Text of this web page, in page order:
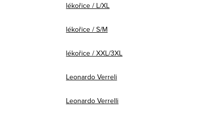
lékořice / L/XL
lékořice / S/M
lékořice / XXL/3XL
Leonardo Verreli
Leonardo Verrelli